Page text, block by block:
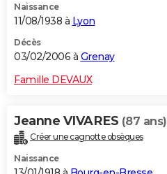
Naissance
11/08/1938 à Lyon
Décès
03/02/2006 à Grenay
Famille DEVAUX
Jeanne VIVARES (87 ans)
Créer une cagnotte obsèques
Naissance